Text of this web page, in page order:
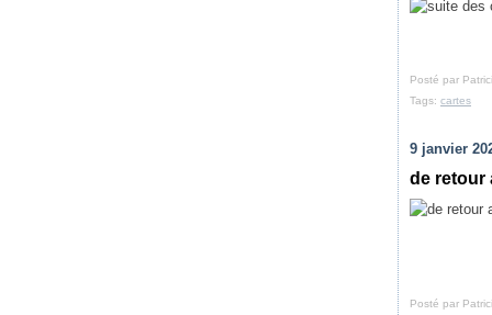
Posté par
Tags: cartes
9 janvier
de retour
Posté par